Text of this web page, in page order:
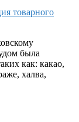
товарного
была
как: какао,
халва,